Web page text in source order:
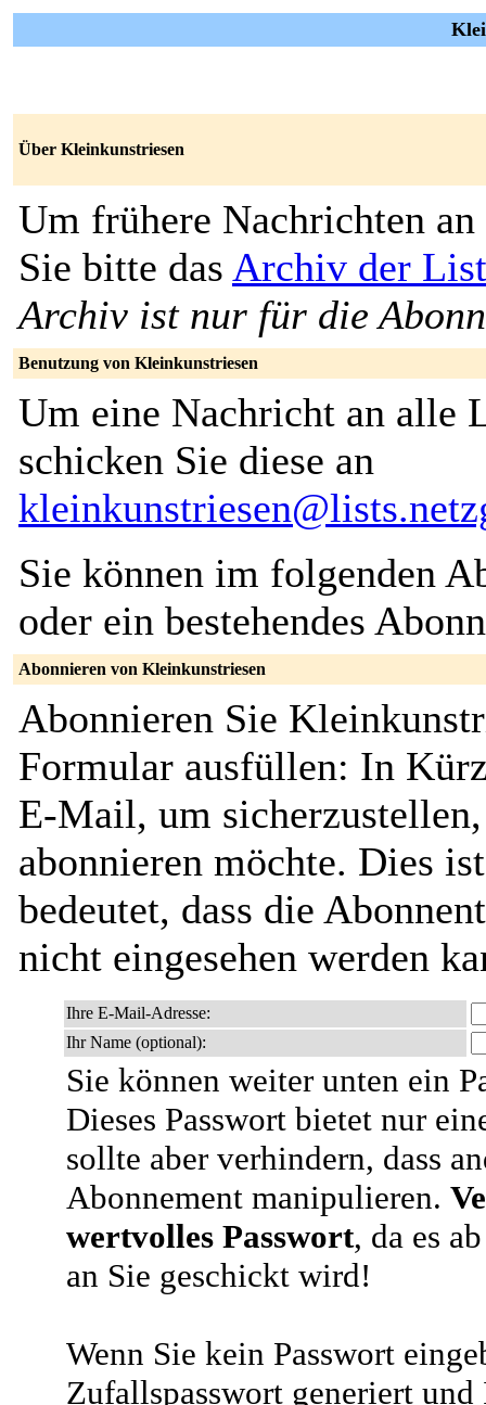
Über Kleinkunstriesen
Um frühere Nachrichten an
Sie bitte das Archiv der
Archiv ist nur für die
Benutzung von Kleinkunstriesen
Um eine Nachricht an alle
schicken Sie diese an
Sie können im folgenden
oder ein bestehendes
Abonnieren von Kleinkunstriesen
Abonnieren Sie
Formular ausfüllen: In
E-Mail, um
abonnieren möchte. Dies
bedeutet, dass die
nicht eingesehen werden
Ihre E-Mail-Adresse:
Ihr Name (optional):
Sie können weiter unten ein
Dieses Passwort bietet nur
sollte aber verhindern, dass
Abonnement manipulieren.
wertvolles Passwort, da es
an Sie geschickt wird!
Wenn Sie kein Passwort
Zufallspasswort generiert